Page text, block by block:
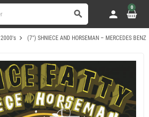
search person
0
2000's chevron_right (7") SHNIECE AND HORSEMAN – MERCEDES BENZ